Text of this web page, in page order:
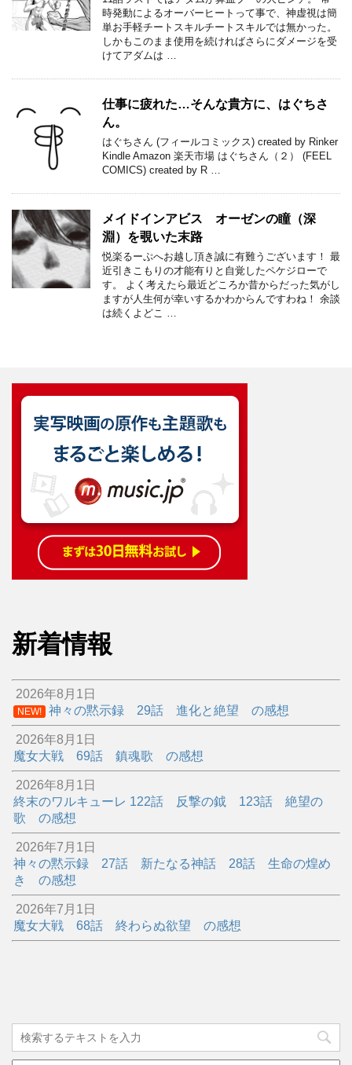
時発動によるオーバーヒートって事で、神虚視は簡
単お手軽チートスキルチートスキルでは無かった。
しかもこのまま使用を続ければさらにダメージを受
けてアダムは …
仕事に疲れた…そんな貴方に、はぐちさ
ん。
はぐちさん (フィールコミックス) created by Rinker
Kindle Amazon 楽天市場 はぐちさん（２） (FEEL
COMICS) created by R …
メイドインアビス オーゼンの瞳（深
淵）を覗いた末路
悦楽るーぷへお越し頂き誠に有難うございます！ 最
近引きこもりの才能有りと自覚したペケジローで
す。 よく考えたら最近どころか昔からだった気がし
ますが人生何が幸いするかわからんですわね！ 余談
は続くよどこ …
新着情報
2026年8月1日
NEW! 神々の黙示録 29話 進化と絶望 の感想
2026年8月1日
魔女大戦 69話 鎮魂歌 の感想
2026年8月1日
終末のワルキューレ 122話 反撃の鉞 123話 絶望の
歌 の感想
2026年7月1日
神々の黙示録 27話 新たなる神話 28話 生命の煌め
き の感想
2026年7月1日
魔女大戦 68話 終わらぬ欲望 の感想